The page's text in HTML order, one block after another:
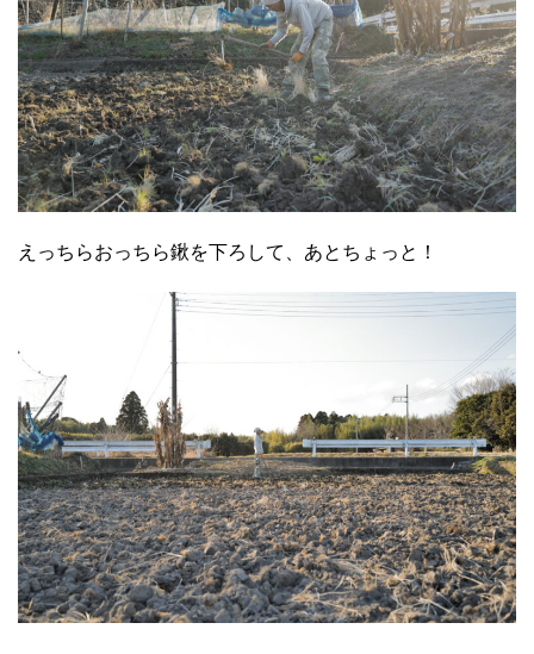
えっちらおっちら鍬を下ろして、あとちょっと！